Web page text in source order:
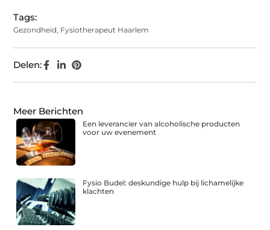
Tags:
Gezondheid, Fysiotherapeut Haarlem
Delen:
Meer Berichten
Een leverancier van alcoholische producten
voor uw evenement
Fysio Budel: deskundige hulp bij lichamelijke
klachten